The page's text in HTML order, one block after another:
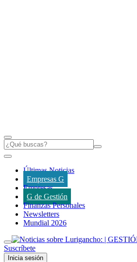
Últimas Noticias
Empresas G
Empresas
G de Gestión
Finanzas Personales
Newsletters
Mundial 2026
Suscríbete
Inicia sesión